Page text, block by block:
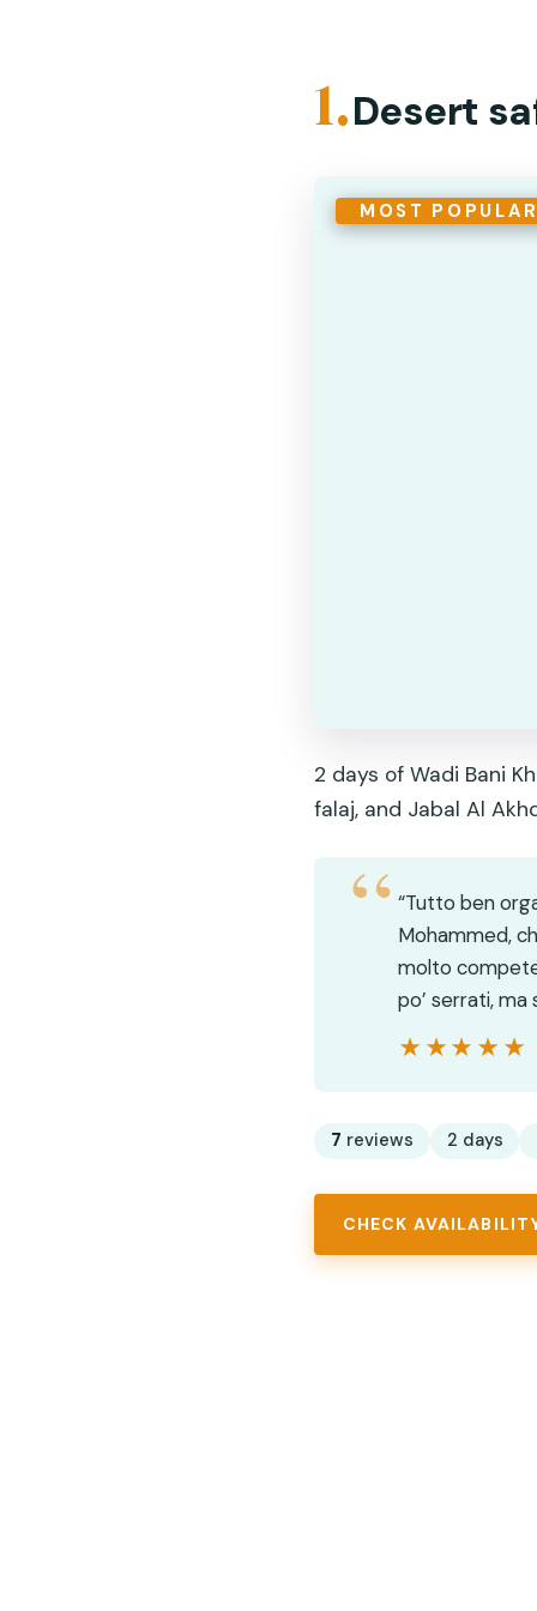
1.Desert
MOST
2 days of Wadi Bani
falaj, and Jabal Al
“Tutto ben
Mohammed,
molto
po’ serrati,
★★★★★
★★★★★
7 reviews 2 days
CHECK